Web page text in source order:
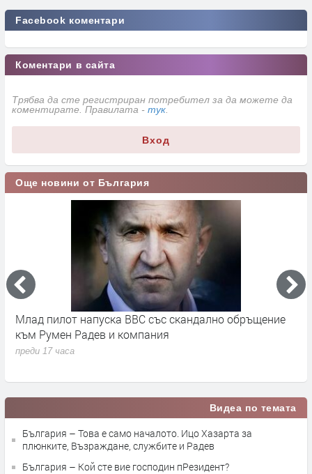
Facebook коментари
Коментари в сайта
Трябва да сте регистриран потребител за да можете да
коментирате. Правилата - тук
Вход
Още новини от България
Млад пилот напуска ВВС със скандално обръщение
към Румен Радев и компания
преди 17 часа
Видеа по темата
България – Това е само началото. Ицо Хазарта за
плюнките, Възраждане, службите и Радев
България – Кой сте вие господин пРезидент?